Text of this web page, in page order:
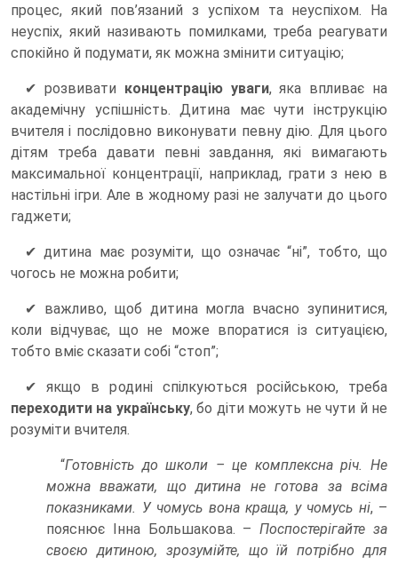
процес, який пов’язаний з успіхом та неуспіхом. На
неуспіх, який називають помилками, треба реагувати
спокійно й подумати, як можна змінити ситуацію;
✔ розвивати концентрацію уваги, яка впливає на
академічну успішність. Дитина має чути інструкцію
вчителя і послідовно виконувати певну дію. Для цього
дітям треба давати певні завдання, які вимагають
максимальної концентрації, наприклад, грати з нею в
настільні ігри. Але в жодному разі не залучати до цього
гаджети;
✔ дитина має розуміти, що означає “ні”, тобто, що
чогось не можна робити;
✔ важливо, щоб дитина могла вчасно зупинитися,
коли відчуває, що не може впоратися із ситуацією,
тобто вміє сказати собі “стоп”;
✔ якщо в родині спілкуються російською, треба
переходити на українську, бо діти можуть не чути й не
розуміти вчителя.
“Готовність до школи – це комплексна річ. Не
можна вважати, що дитина не готова за всіма
показниками. У чомусь вона краща, у чомусь ні, –
пояснює Інна Большакова. –Поспостерігайте за
своєю дитиною, зрозумійте, що їй потрібно для